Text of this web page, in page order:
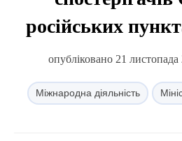
російських
опубліковано 21
Міжнародна діяльність